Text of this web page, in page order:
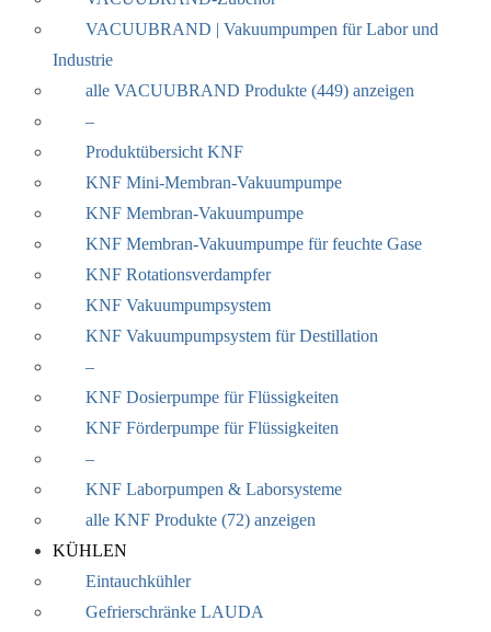
VACUUBRAND | Vakuumpumpen für Labor und
Industrie
alle VACUUBRAND Produkte (449) anzeigen
–
Produktübersicht KNF
KNF Mini-Membran-Vakuumpumpe
KNF Membran-Vakuumpumpe
KNF Membran-Vakuumpumpe für feuchte Gase
KNF Rotationsverdampfer
KNF Vakuumpumpsystem
KNF Vakuumpumpsystem für Destillation
–
KNF Dosierpumpe für Flüssigkeiten
KNF Förderpumpe für Flüssigkeiten
–
KNF Laborpumpen & Laborsysteme
alle KNF Produkte (72) anzeigen
KÜHLEN
Eintauchkühler
Gefrierschränke LAUDA